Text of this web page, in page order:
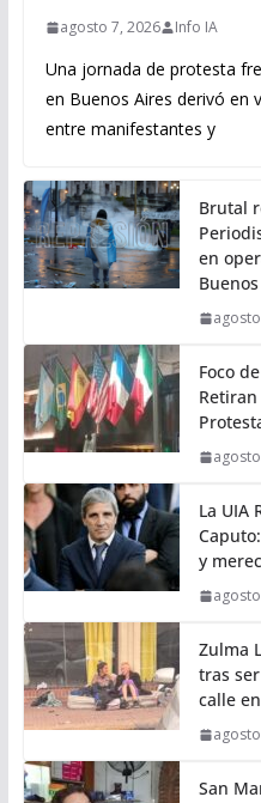
agosto 7, 2026 Info IA
Una jornada de protesta
en Buenos Aires derivó en
entre manifestantes y
Brutal
en
Foco
Retiran
La UIA
y
Zulma
tras
calle
San